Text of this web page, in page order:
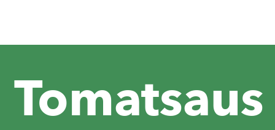
Tomatsaus